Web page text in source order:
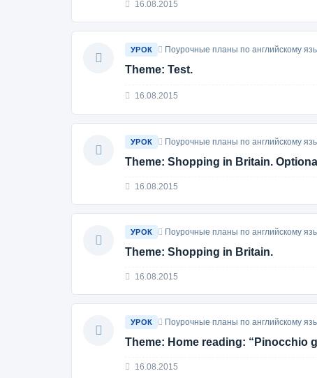
16.08.2015
УРОК Поурочные планы по английскому
Theme: Test.
16.08.2015
УРОК Поурочные планы по английскому
Theme: Shopping in Britain.
16.08.2015
УРОК Поурочные планы по английскому
Theme: Shopping in Britain.
16.08.2015
УРОК Поурочные планы по английскому
Theme: Home reading: “Pinocchio
16.08.2015